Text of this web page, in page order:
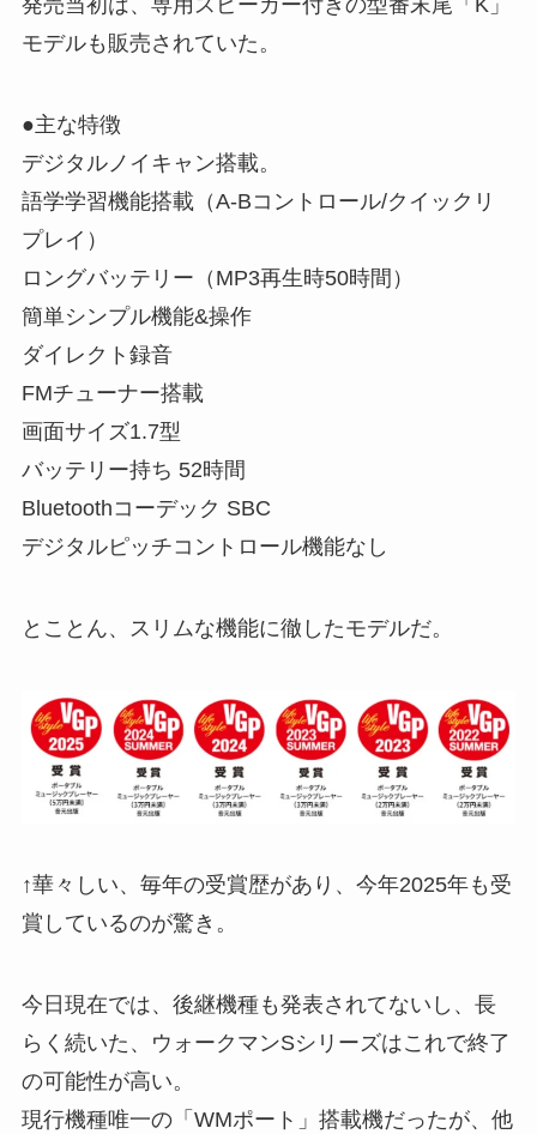
発売当初は、専用スピーカー付きの型番末尾「K」
モデルも販売されていた。
●主な特徴
デジタルノイキャン搭載。
語学学習機能搭載（A-Bコントロール/クイックリ
プレイ）
ロングバッテリー（MP3再生時50時間）
簡単シンプル機能&操作
ダイレクト録音
FMチューナー搭載
画面サイズ1.7型
バッテリー持ち 52時間
Bluetoothコーデック SBC
デジタルピッチコントロール機能なし
とことん、スリムな機能に徹したモデルだ。
↑華々しい、毎年の受賞歴があり、今年2025年も受
賞しているのが驚き。
今日現在では、後継機種も発表されてないし、長
らく続いた、ウォークマンSシリーズはこれで終了
の可能性が高い。
現行機種唯一の「WMポート」搭載機だったが、他